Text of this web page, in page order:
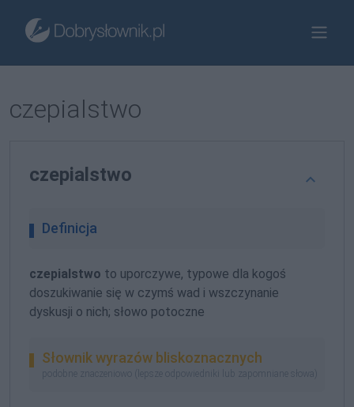
czepialstwo
czepialstwo
Definicja
czepialstwo to uporczywe, typowe dla kogoś
doszukiwanie się w czymś wad i wszczynanie
dyskusji o nich; słowo potoczne
Słownik wyrazów bliskoznacznych
podobne znaczeniowo (lepsze odpowiedniki lub zapomniane słowa)